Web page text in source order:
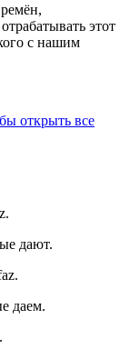
этот
с нашим
открыть все
дают.
даем.